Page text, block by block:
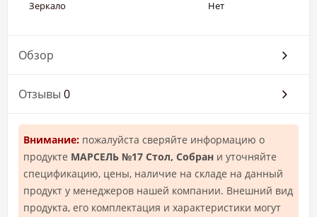
Зеркало
Нет
Обзор
Отзывы 0
Внимание: пожалуйста сверяйте информацию о
продукте МАРСЕЛЬ №17 Стол, Собран и уточняйте
спецификацию, цены, наличие на складе на данный
продукт у менеджеров нашей компании. Внешний вид
продукта, его комплектация и характеристики могут